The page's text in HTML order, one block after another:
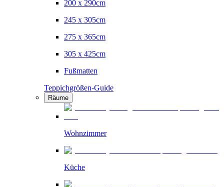
200 x 290cm
245 x 305cm
275 x 365cm
305 x 425cm
Fußmatten
Teppichgrößen-Guide
Räume
Wohnzimmer
Küche